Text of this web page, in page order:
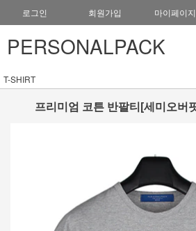
로그인 회원가입 마이페이지
PERSONALPACK
T-SHIRT
프리미엄 코튼 반팔티[세미오버